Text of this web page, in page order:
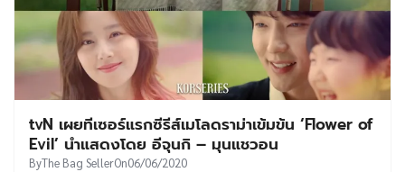
tvN เผยทีเซอร์แรกซีรีส์เมโลดราม่าเข้มข้น ‘Flower of
Evil’ นำแสดงโดย อีจุนกิ – มุนแชวอน
ByThe Bag SellerOn06/06/2020